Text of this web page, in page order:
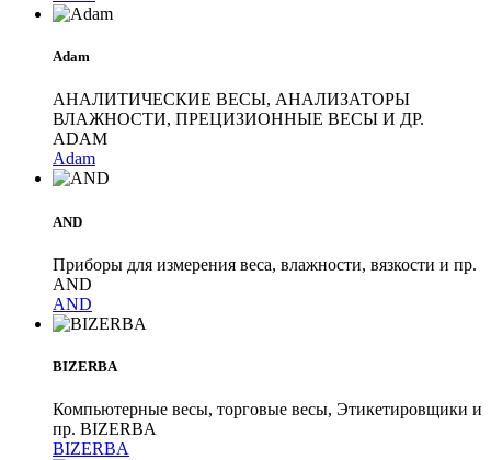
Adam
АНАЛИТИЧЕСКИЕ ВЕСЫ, АНАЛИЗАТОРЫ
ВЛАЖНОСТИ, ПРЕЦИЗИОННЫЕ ВЕСЫ И ДР.
ADAM
Adam
AND
Приборы для измерения веса, влажности, вязкости и пр.
AND
AND
BIZERBA
Компьютерные весы, торговые весы, Этикетировщики и
пр. BIZERBA
BIZERBA